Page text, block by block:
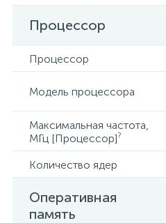
Процессор
Процессор
Модель процессора
Максимальная частота,
МГц [Процессор]?
Количество ядер
Оперативная
память